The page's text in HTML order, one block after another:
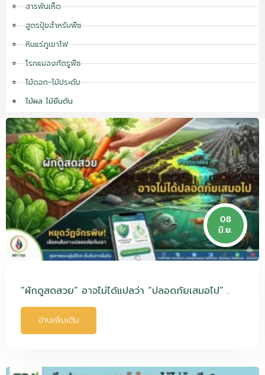
สารพันเห็ด
สูตรปุ๋ยสำหรับพืช
หินแร่ภูเขาไฟ
โรคแมลงศัตรูพืช
ไม้ดอก-ไม้ประดับ
ไม้ผล ไม้ยืนต้น
08
มิ.ย.
“ผักดูสดสวย” อาจไม่ได้แปลว่า “ปลอดภัยเสมอไป” .
อ่านเพิ่มเติม